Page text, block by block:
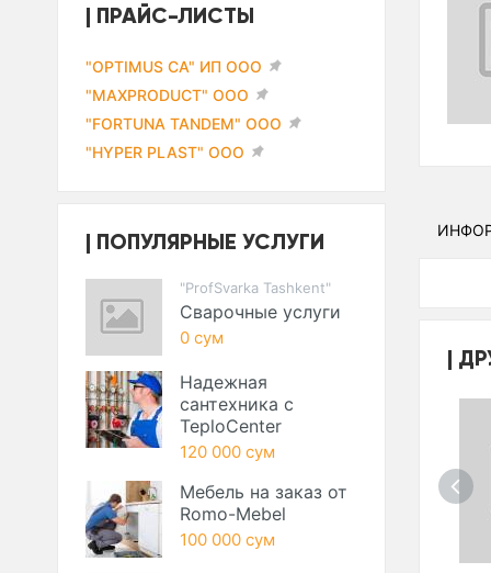
ПРАЙС-ЛИСТЫ
"OPTIMUS CA" ИП ООО
"MAXPRODUCT" ООО
"FORTUNA TANDEM" ООО
"HYPER PLAST" ООО
ПОПУЛЯРНЫЕ УСЛУГИ
"ProfSvarka Tashkent"
Сварочные услуги
0 сум
Надежная
сантехника с
TeploCenter
120 000 сум
Мебель на заказ от
Romo-Mebel
100 000 сум